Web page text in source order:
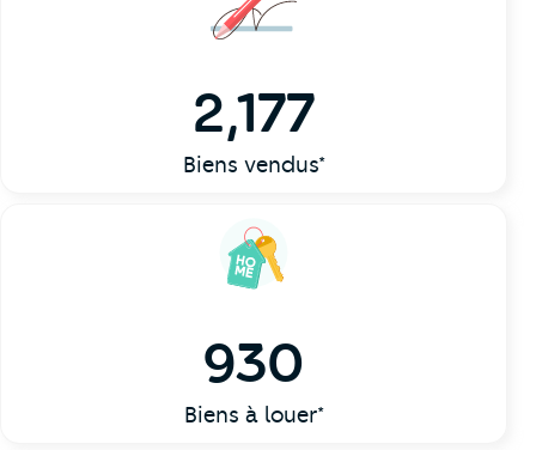
2,177
Biens vendus*
930
Biens à louer*